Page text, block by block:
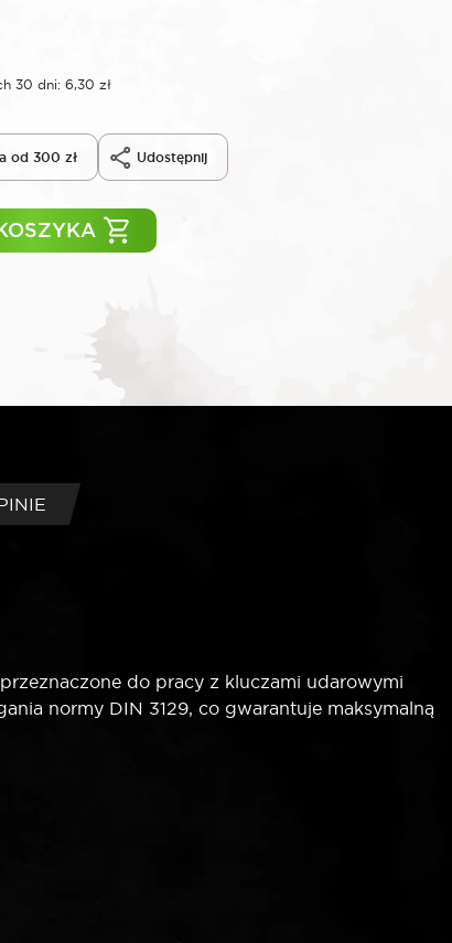
30 dni: 6,30 zł
od 300 zł Udostępnij
do pracy z kluczami udarowymi
normy DIN 3129, co gwarantuje maksymalną